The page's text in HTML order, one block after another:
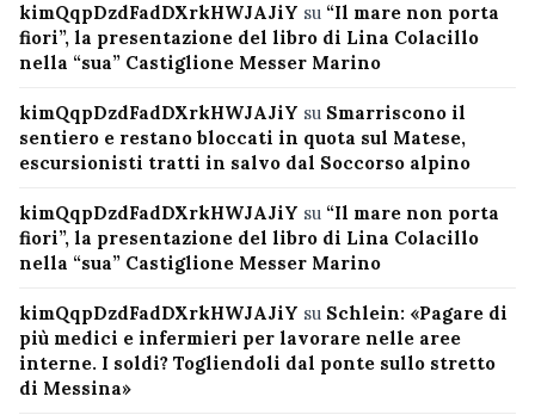
kimQqpDzdFadDXrkHWJAJiY su “Il mare non porta
fiori”, la presentazione del libro di Lina Colacillo
nella “sua” Castiglione Messer Marino
kimQqpDzdFadDXrkHWJAJiY su Smarriscono il
sentiero e restano bloccati in quota sul Matese,
escursionisti tratti in salvo dal Soccorso alpino
kimQqpDzdFadDXrkHWJAJiY su “Il mare non porta
fiori”, la presentazione del libro di Lina Colacillo
nella “sua” Castiglione Messer Marino
kimQqpDzdFadDXrkHWJAJiY su Schlein: «Pagare di
più medici e infermieri per lavorare nelle aree
interne. I soldi? Togliendoli dal ponte sullo stretto
di Messina»